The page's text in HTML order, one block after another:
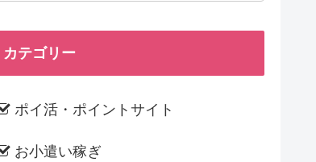
カテゴリー
ポイ活・ポイントサイト
お小遣い稼ぎ